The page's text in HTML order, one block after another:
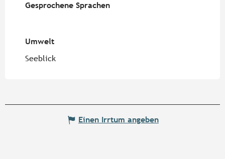
Gesprochene Sprachen
Gesprochene Sprachen
Umwelt
Umwelt
Seeblick
Einen Irrtum angeben